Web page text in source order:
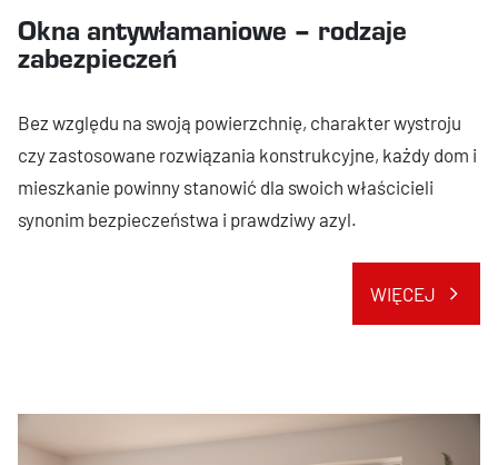
Okna antywłamaniowe – rodzaje
zabezpieczeń
Bez względu na swoją powierzchnię, charakter wystroju
czy zastosowane rozwiązania konstrukcyjne, każdy dom i
mieszkanie powinny stanowić dla swoich właścicieli
synonim bezpieczeństwa i prawdziwy azyl.
WIĘCEJ